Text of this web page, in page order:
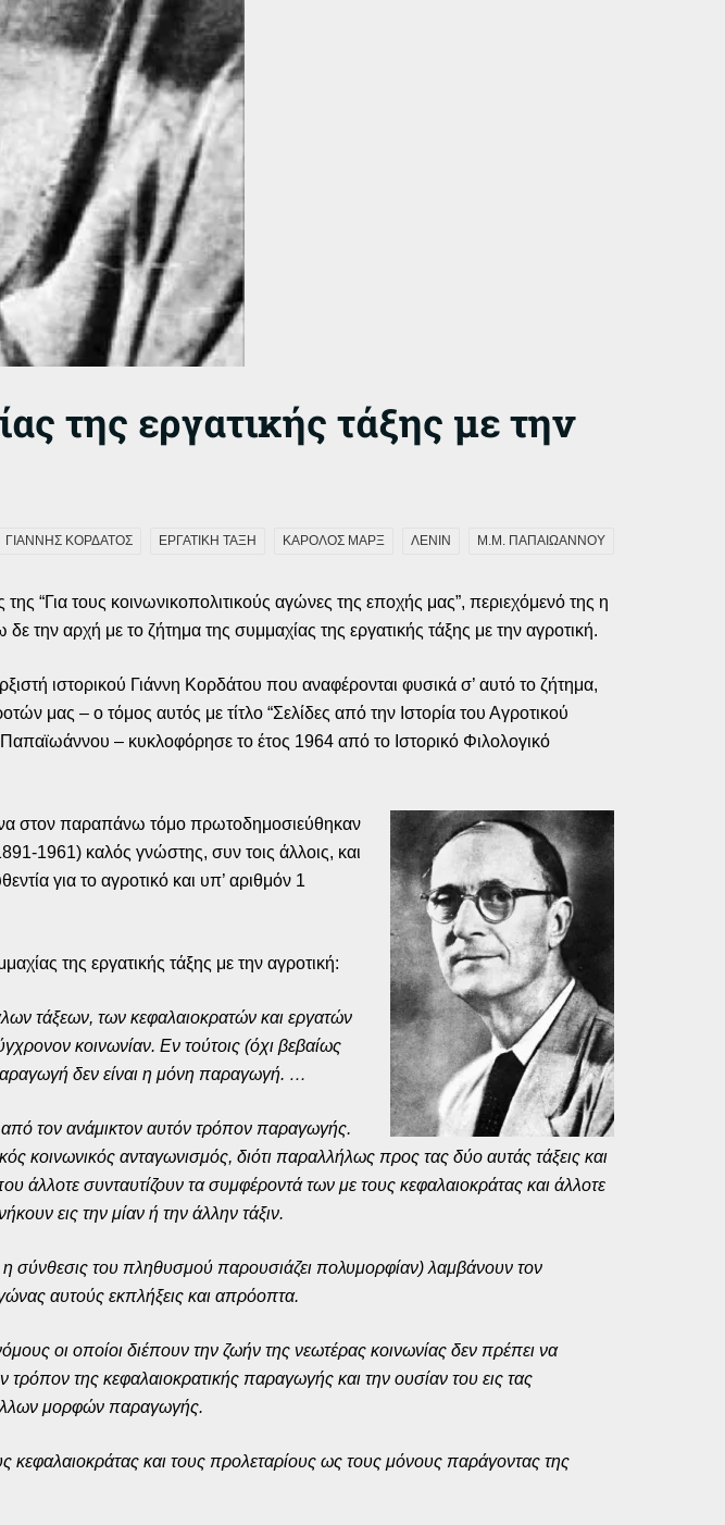
της εργατικής τάξης με την
ΓΙΑΝΝΗΣ ΚΟΡΔΑΤΟΣ ΕΡΓΑΤΙΚΗ ΤΑΞΗ ΚΑΡΟΛΟΣ ΜΑΡΞ ΛΕΝΙΝ Μ.Μ. ΠΑΠΑΙΩΑΝΝΟΥ
“Για τους κοινωνικοπολιτικούς αγώνες της εποχής μας”, περιεχόμενό της η
αρχή με το ζήτημα της συμμαχίας της εργατικής τάξης με την αγροτική.
ιστορικού Γιάννη Κορδάτου που αναφέρονται φυσικά σ’ αυτό το ζήτημα,
μας – ο τόμος αυτός με τίτλο “Σελίδες από την Ιστορία του Αγροτικού
– κυκλοφόρησε το έτος 1964 από το Ιστορικό Φιλολογικό
στον παραπάνω τόμο πρωτοδημοσιεύθηκαν
1961) καλός γνώστης, συν τοις άλλοις, και
για το αγροτικό και υπ’ αριθμόν 1
της εργατικής τάξης με την αγροτική:
τάξεων, των κεφαλαιοκρατών και εργατών
κοινωνίαν. Εν τούτοις (όχι βεβαίως
δεν είναι η μόνη παραγωγή. …
τον ανάμικτον αυτόν τρόπον παραγωγής.
κοινωνικός ανταγωνισμός, διότι παραλλήλως προς τας δύο αυτάς τάξεις και
άλλοτε συνταυτίζουν τα συμφέροντά των με τους κεφαλαιοκράτας και άλλοτε
εις την μίαν ή την άλλην τάξιν.
σύνθεσις του πληθυσμού παρουσιάζει πολυμορφίαν) λαμβάνουν τον
αυτούς εκπλήξεις και απρόοπτα.
οι οποίοι διέπουν την ζωήν της νεωτέρας κοινωνίας δεν πρέπει να
της κεφαλαιοκρατικής παραγωγής και την ουσίαν του εις τας
μορφών παραγωγής.
κεφαλαιοκράτας και τους προλεταρίους ως τους μόνους παράγοντας της